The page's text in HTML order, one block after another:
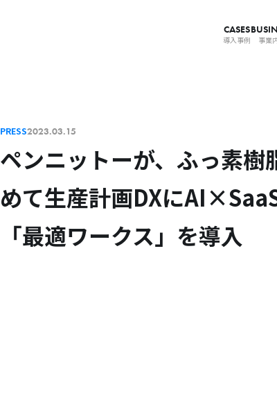
CASES
導入事例 事業
PRESS2023.03.15
ペンニットーが、ふっ素樹
めて生産計画DXに
「最適ワークス」を導入